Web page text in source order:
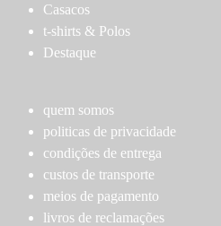
The
options
may
chosen
on
the
product
page
Casacos
t-shirts & Polos
Destaque
quem somos
politicas de privacidade
condições de entrega
custos de transporte
meios de pagamento
livros de reclamações